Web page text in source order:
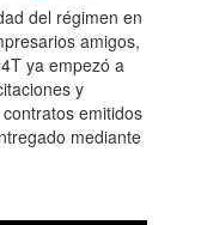
del régimen en
amigos,
ya empezó a
y
emitidos
mediante